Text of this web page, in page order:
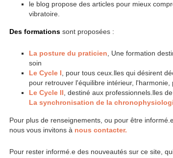
le blog propose des articles pour mieux
vibratoire.
Des formations sont proposées :
La posture du praticien , Une formation
soin
Le Cycle I , pour tous ceux.lles qui désirent
pour retrouver l'équilibre intérieur, l'harmonie,
Le Cycle II , destiné aux professionnels.lles
La synchronisation de la
Pour plus de renseignements, ou pour être
nous vous invitons à nous contacter.
Pour rester informé.e des nouveautés sur ce site,